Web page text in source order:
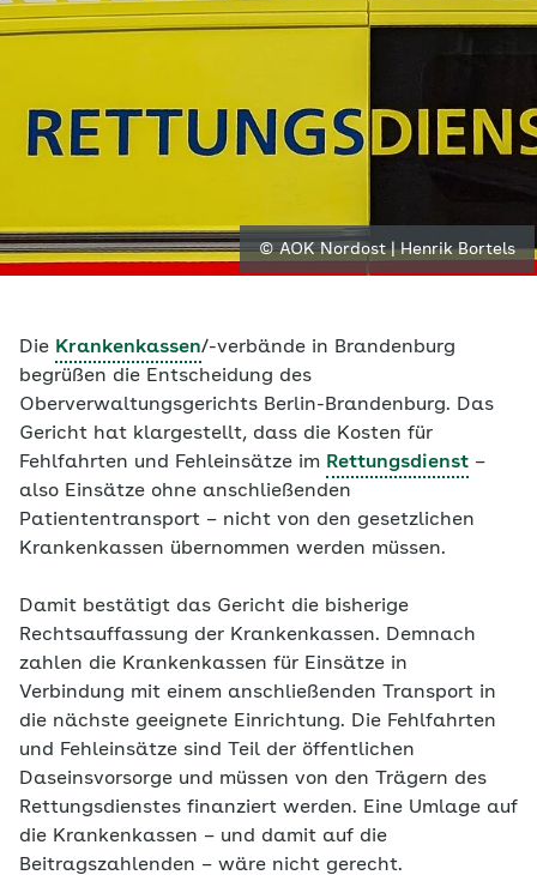
© AOK Nordost | Henrik Bortels
Die Krankenkassen/-verbände in Brandenburg
begrüßen die Entscheidung des
Oberverwaltungsgerichts Berlin-Brandenburg. Das
Gericht hat klargestellt, dass die Kosten für
Fehlfahrten und Fehleinsätze im Rettungsdienst –
also Einsätze ohne anschließenden
Patiententransport – nicht von den gesetzlichen
Krankenkassen übernommen werden müssen.
Damit bestätigt das Gericht die bisherige
Rechtsauffassung der Krankenkassen. Demnach
zahlen die Krankenkassen für Einsätze in
Verbindung mit einem anschließenden Transport in
die nächste geeignete Einrichtung. Die Fehlfahrten
und Fehleinsätze sind Teil der öffentlichen
Daseinsvorsorge und müssen von den Trägern des
Rettungsdienstes finanziert werden. Eine Umlage auf
die Krankenkassen – und damit auf die
Beitragszahlenden – wäre nicht gerecht.